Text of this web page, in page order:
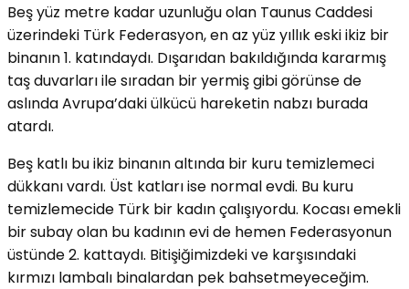
Beş yüz metre kadar uzunluğu olan Taunus Caddesi
üzerindeki Türk Federasyon, en az yüz yıllık eski ikiz bir
binanın 1. katındaydı. Dışarıdan bakıldığında kararmış
taş duvarları ile sıradan bir yermiş gibi görünse de
aslında Avrupa’daki ülkücü hareketin nabzı burada
atardı.
Beş katlı bu ikiz binanın altında bir kuru temizlemeci
dükkanı vardı. Üst katları ise normal evdi. Bu kuru
temizlemecide Türk bir kadın çalışıyordu. Kocası emekli
bir subay olan bu kadının evi de hemen Federasyonun
üstünde 2. kattaydı. Bitişiğimizdeki ve karşısındaki
kırmızı lambalı binalardan pek bahsetmeyeceğim.